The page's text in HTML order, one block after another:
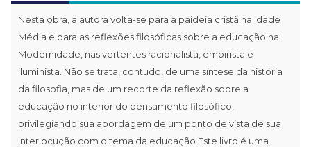
Nesta obra, a autora volta-se para a paideia cristã na Idade
Média e para as reflexões filosóficas sobre a educação na
Modernidade, nas vertentes racionalista, empirista e
iluminista. Não se trata, contudo, de uma síntese da história
da filosofia, mas de um recorte da reflexão sobre a
educação no interior do pensamento filosófico,
privilegiando sua abordagem de um ponto de vista de sua
interlocução com o tema da educação.Este livro é uma